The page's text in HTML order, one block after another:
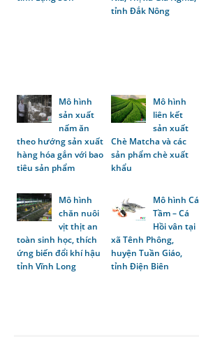
tỉnh Đắk Nông
Mô hình
sản xuất
nấm ăn
theo hướng sản xuất
hàng hóa gắn với bao
tiêu sản phẩm
Mô hình
liên kết
sản xuất
Chè Matcha và các
sản phẩm chè xuất
khẩu
Mô hình
chăn nuôi
vịt thịt an
toàn sinh học, thích
ứng biến đổi khí hậu
tỉnh Vĩnh Long
Mô hình Cá
Tầm – Cá
Hồi vân tại
xã Tênh Phông,
huyện Tuần Giáo,
tỉnh Điện Biên